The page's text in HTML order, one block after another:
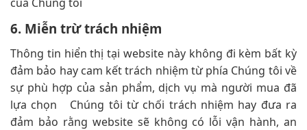
6. Miễn trừ trách nhiệm
Thông tin hiển thị tại website này không đi kèm bất kỳ
đảm bảo hay cam kết trách nhiệm từ phía Chúng tôi về
sự phù hợp của sản phẩm, dịch vụ mà người mua đã
lựa chọn Chúng tôi từ chối trách nhiệm hay đưa ra
đảm bảo rằng website sẽ không có lỗi vận hành, an